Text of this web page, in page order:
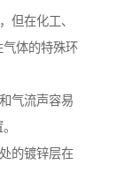
但在化工、
体的特殊环
气流声容易
的镀锌层在